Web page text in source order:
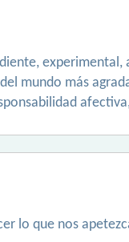
experimental,
mundo más
lo que nos